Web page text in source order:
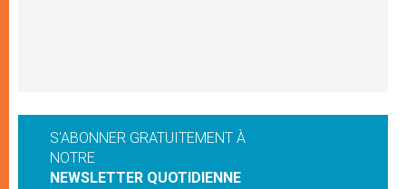
S'ABONNER GRATUITEMENT À
NOTRE
NEWSLETTER QUOTIDIENNE